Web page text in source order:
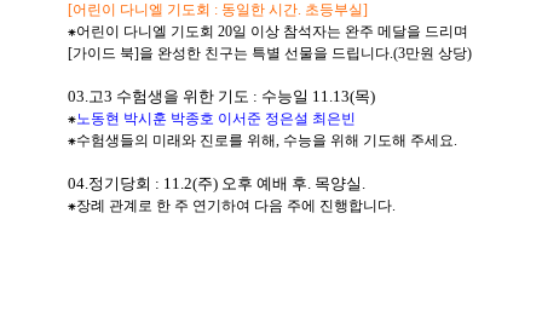
[어린이 다니엘 기도회 : 동일한 시간. 초등부실]
⁕어린이 다니엘 기도회20일 이상 참석자는 완주 메달을 드리며
[가이드 북]을 완성한 친구는 특별 선물을 드립니다.(3만원 상당)
03.고3 수험생을 위한 기도 : 수능일 11.13(목)
⁕노동현 박시훈 박종호 이서준 정은설 최은빈
⁕수험생들의 미래와 진로를 위해, 수능을 위해 기도해 주세요.
04.정기당회 : 11.2(주) 오후 예배 후. 목양실 .
⁕장례 관계로 한 주 연기하여 다음 주에 진행합니다.